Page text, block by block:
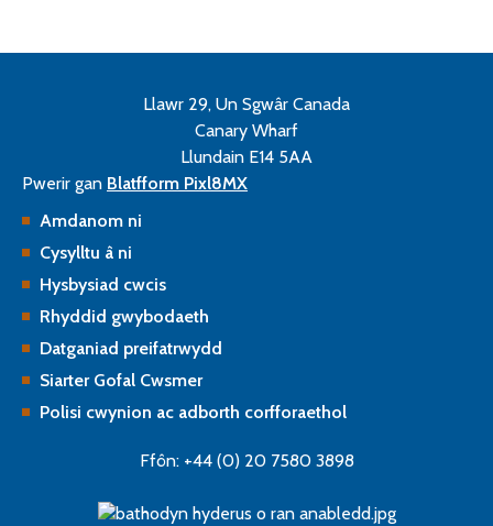
Llawr 29, Un Sgwâr Canada
Canary Wharf
Llundain E14 5AA
Pwerir gan Blatfform Pixl8MX
Amdanom ni
Cysylltu â ni
Hysbysiad cwcis
Rhyddid gwybodaeth
Datganiad preifatrwydd
Siarter Gofal Cwsmer
Polisi cwynion ac adborth corfforaethol
Ffôn: +44 (0) 20 7580 3898